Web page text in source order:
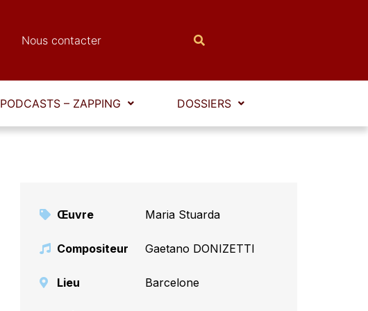
Nous contacter
PODCASTS – ZAPPING DOSSIERS
Œuvre Maria Stuarda
Compositeur Gaetano DONIZETTI
Lieu Barcelone